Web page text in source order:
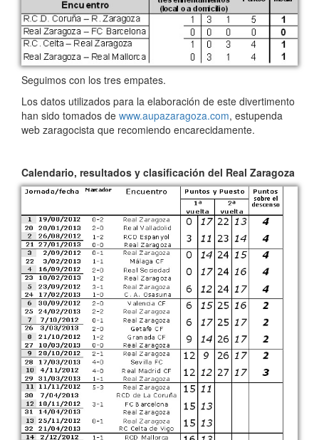
Seguimos con los tres empates.
Los datos utilizados para la elaboración de este divertimento
han sido tomados de www.aupazaragoza.com, estupenda
web zaragocista que recomiendo encarecidamente.
Calendario, resultados y clasificación del Real Zaragoza